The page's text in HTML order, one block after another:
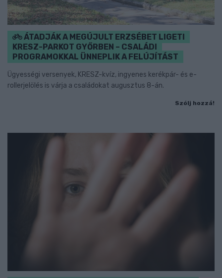
ÁTADJÁK A MEGÚJULT ERZSÉBET LIGETI
KRESZ-PARKOT GYŐRBEN – CSALÁDI
PROGRAMOKKAL ÜNNEPLIK A FELÚJÍTÁST
Ügyességi versenyek, KRESZ-kvíz, ingyenes kerékpár- és e-
rollerjelölés is várja a családokat augusztus 8-án.
Szólj hozzá!